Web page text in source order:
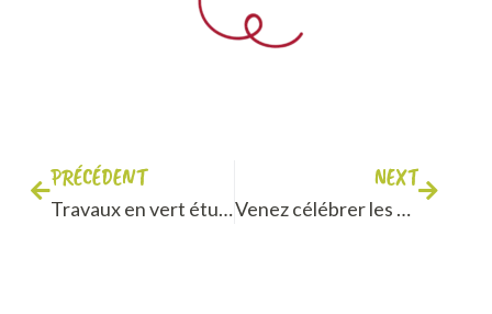
PRÉCÉDENT
Travaux en vert étudiants : un travail saisonnier au coeur des vignes
NEXT
Venez célébrer les 5 ans de VITA Bourgogne !